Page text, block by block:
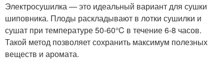
Электросушилка — это идеальный вариант для сушки
шиповника. Плоды раскладывают в лотки сушилки и
сушат при температуре 50-60°C в течение 6-8 часов.
Такой метод позволяет сохранить максимум полезных
веществ и аромата.